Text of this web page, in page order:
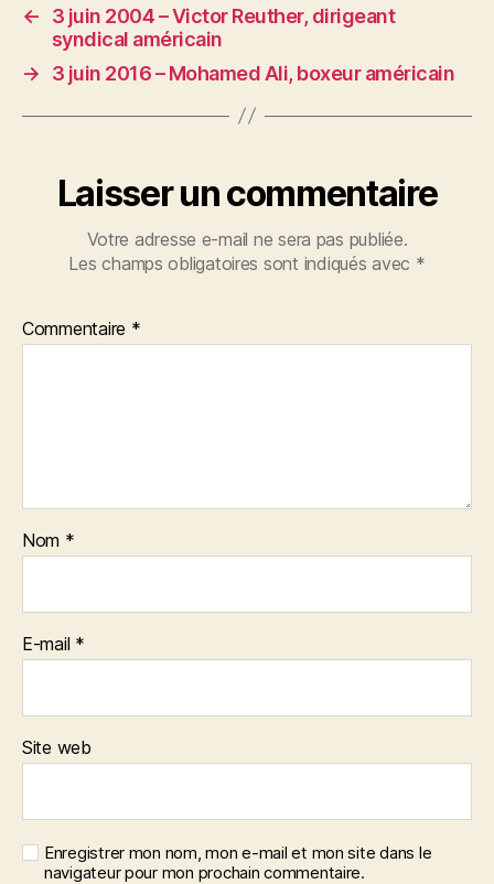
←
3 juin 2004 – Victor Reuther, dirigeant
syndical américain
→
3 juin 2016 – Mohamed Ali, boxeur américain
Laisser un commentaire
Votre adresse e-mail ne sera pas publiée.
Les champs obligatoires sont indiqués avec *
Commentaire *
Nom *
E-mail *
Site web
Enregistrer mon nom, mon e-mail et mon site dans le
navigateur pour mon prochain commentaire.